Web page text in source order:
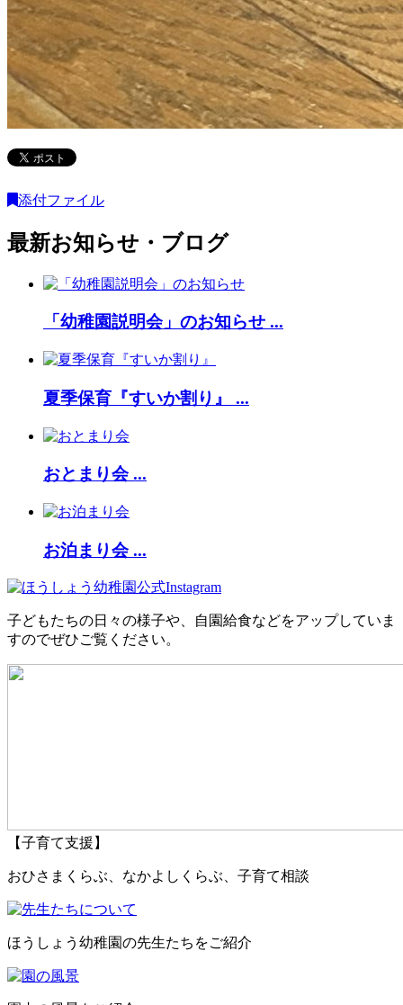
添付ファイル
最新お知らせ・ブログ
「幼稚園説明会」のお知らせ ...
夏季保育『すいか割り』 ...
おとまり会 ...
お泊まり会 ...
子どもたちの日々の様子や、自園給食などをアップしていま
すのでぜひご覧ください。
【子育て支援】
おひさまくらぶ、なかよしくらぶ、子育て相談
ほうしょう幼稚園の先生たちをご紹介